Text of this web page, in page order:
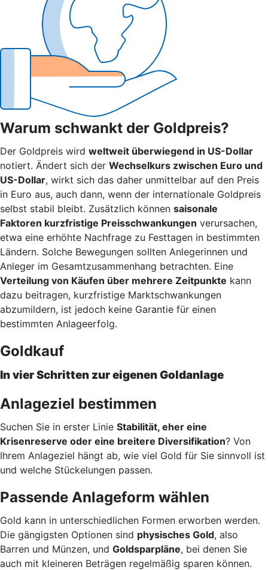
Warum schwankt der Goldpreis?
Der Goldpreis wird weltweit überwiegend in US-Dollar
notiert. Ändert sich der Wechselkurs zwischen Euro und
US-Dollar, wirkt sich das daher unmittelbar auf den Preis
in Euro aus, auch dann, wenn der internationale Goldpreis
selbst stabil bleibt. Zusätzlich können saisonale
Faktoren kurzfristige Preisschwankungen verursachen,
etwa eine erhöhte Nachfrage zu Festtagen in bestimmten
Ländern. Solche Bewegungen sollten Anlegerinnen und
Anleger im Gesamtzusammenhang betrachten. Eine
Verteilung von Käufen über mehrere Zeitpunkte kann
dazu beitragen, kurzfristige Marktschwankungen
abzumildern, ist jedoch keine Garantie für einen
bestimmten Anlageerfolg.
Goldkauf
In vier Schritten zur eigenen Goldanlage
Anlageziel bestimmen
Suchen Sie in erster Linie Stabilität, eher eine
Krisenreserve oder eine breitere Diversifikation? Von
Ihrem Anlageziel hängt ab, wie viel Gold für Sie sinnvoll ist
und welche Stückelungen passen.
Passende Anlageform wählen
Gold kann in unterschiedlichen Formen erworben werden.
Die gängigsten Optionen sind physisches Gold, also
Barren und Münzen, und Goldsparpläne, bei denen Sie
auch mit kleineren Beträgen regelmäßig sparen können.